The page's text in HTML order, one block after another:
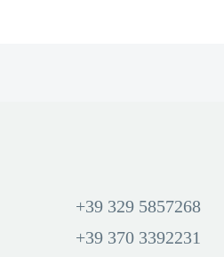
+39 329 5857268
+39 370 3392231